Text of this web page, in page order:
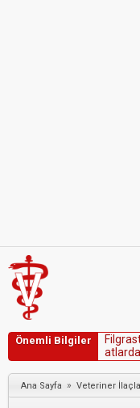
Önemli Bilgiler Fi gras
atarda
kompli
yöneti
Ana Sayfa » Veteriner